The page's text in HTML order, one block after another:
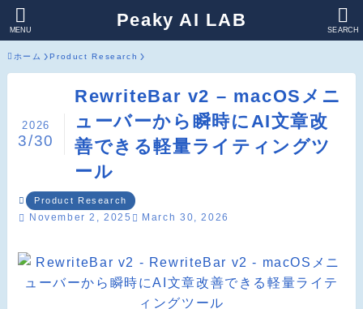
Peaky AI LAB SEARCH
MENU
ホーム Product Research
RewriteBar v2 – macOSメニ
ューバーから瞬時にAI文章改
善できる軽量ライティングツ
ール
2026
3/30
Product Research
November 2, 2025 March 30, 2026